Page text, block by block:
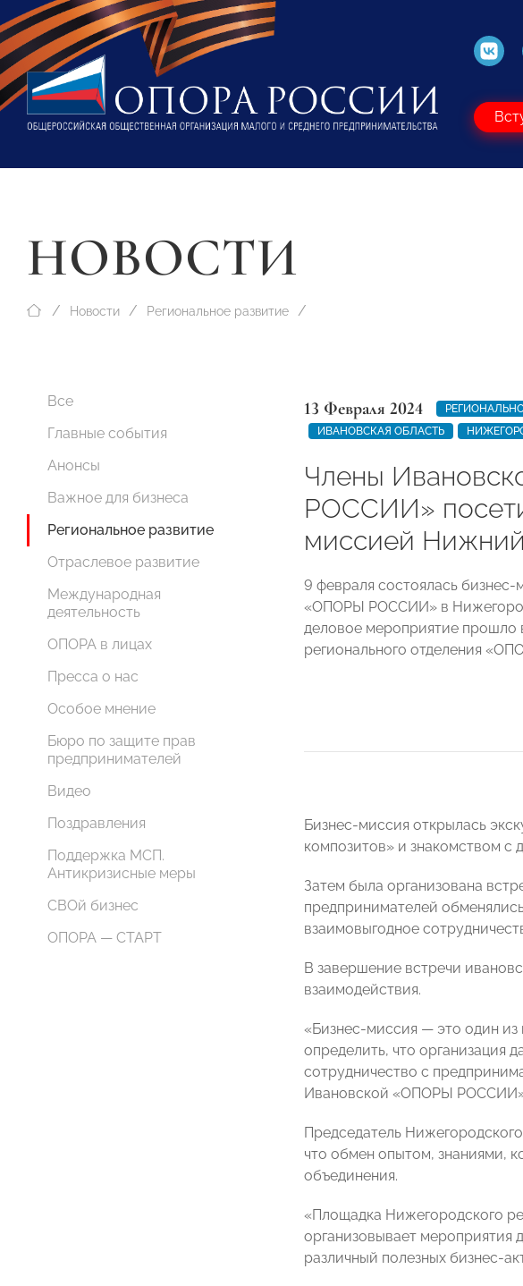
НОВОСТИ
Новости Региональное развитие
Все
Главные события
Анонсы
Важное для бизнеса
Региональное развитие
Отраслевое развитие
Международная
деятельность
ОПОРА в лицах
Пресса о нас
Особое мнение
Бюро по защите прав
предпринимателей
Видео
Поздравления
Поддержка МСП.
Антикризисные меры
СВОй бизнес
ОПОРА — СТАРТ
13 Февраля 2024
ИВАНОВСКАЯ ОБЛАСТЬ
Члены
РОССИИ»
миссией
9 февраля состоялась
«ОПОРЫ РОССИИ» в
деловое мероприятие прошло
регионального отделения
Бизнес-миссия открылась
композитов» и знакомством с
Затем была организована
предпринимателей
взаимовыгодное
В завершение встречи
взаимодействия.
«Бизнес-миссия — это один из
определить, что организация
сотрудничество с
Ивановской «ОПОРЫ
Председатель
что обмен опытом, знаниями,
объединения.
«Площадка Нижегородского
организовывает мероприятия
различный полезных бизнес-